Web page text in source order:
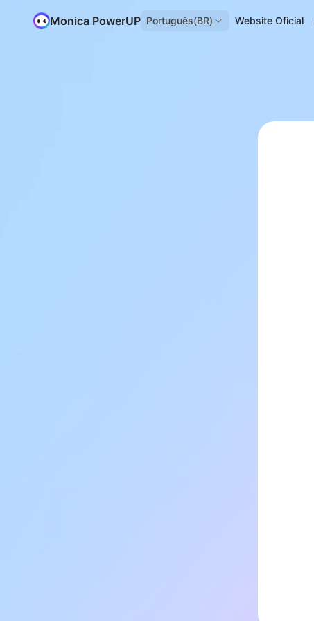
Monica PowerUP Português(BR) Website Oficial